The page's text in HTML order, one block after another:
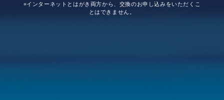
※インターネットとはがき両方から、交換のお申し込みをいただくこ
とはできません。